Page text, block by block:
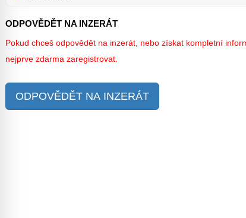
ODPOVĚDĚT NA INZERÁT
Pokud chceš odpovědět na inzerát, nebo získat kompletní
nejprve zdarma zaregistrovat.
ODPOVĚDĚT NA INZERÁT